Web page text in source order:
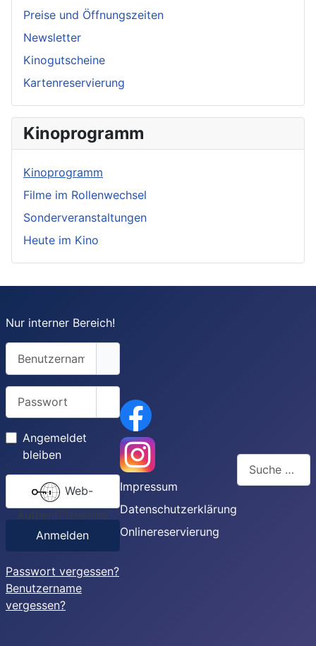
Preise und Öffnungszeiten
Newsletter
Kinogutscheine
Kartenreservierung
Kinoprogramm
Kinoprogramm
Filme im Rollenwechsel
Sonderveranstaltungen
Heute im Kino
Nur interner Bereich!
Passwort
Passwort anzeigen
Angemeldet
bleiben
Web-
Authentifizierung
Anmelden
Passwort vergessen?
Benutzername
vergessen?
Impressum
Datenschutzerklärung
Onlinereservierung
Suchen